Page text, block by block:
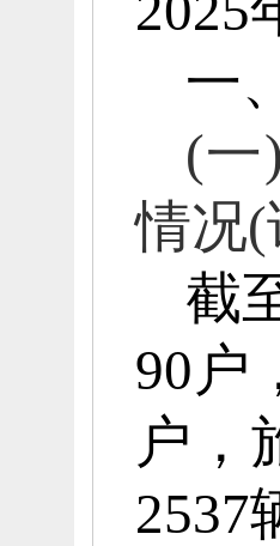
一
(一
情况
截
90 户
户，
2537